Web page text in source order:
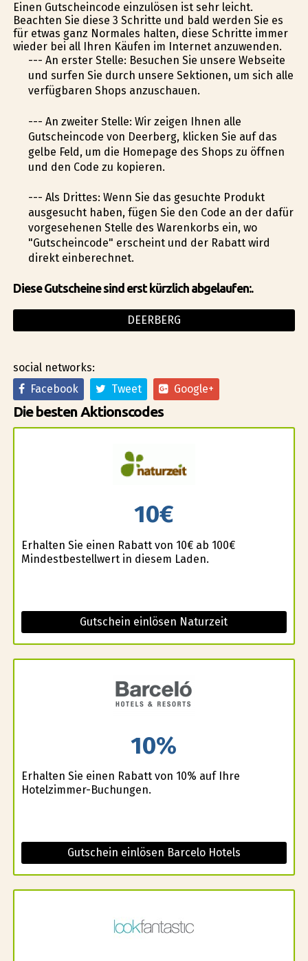
Einen Gutscheincode einzulösen ist sehr leicht.
Beachten Sie diese 3 Schritte und bald werden Sie es
für etwas ganz Normales halten, diese Schritte immer
wieder bei all Ihren Käufen im Internet anzuwenden.
--- An erster Stelle: Besuchen Sie unsere Webseite
und surfen Sie durch unsere Sektionen, um sich alle
verfügbaren Shops anzuschauen.
--- An zweiter Stelle: Wir zeigen Ihnen alle
Gutscheincode von Deerberg, klicken Sie auf das
gelbe Feld, um die Homepage des Shops zu öffnen
und den Code zu kopieren.
--- Als Drittes: Wenn Sie das gesuchte Produkt
ausgesucht haben, fügen Sie den Code an der dafür
vorgesehenen Stelle des Warenkorbs ein, wo
"Gutscheincode" erscheint und der Rabatt wird
direkt einberechnet.
Diese Gutscheine sind erst kürzlich abgelaufen:.
DEERBERG
social networks:
Facebook
Tweet Google+
Die besten Aktionscodes
10€
Erhalten Sie einen Rabatt von 10€ ab 100€
Mindestbestellwert in diesem Laden.
Gutschein einlösen Naturzeit
10%
Erhalten Sie einen Rabatt von 10% auf Ihre
Hotelzimmer-Buchungen.
Gutschein einlösen Barcelo Hotels